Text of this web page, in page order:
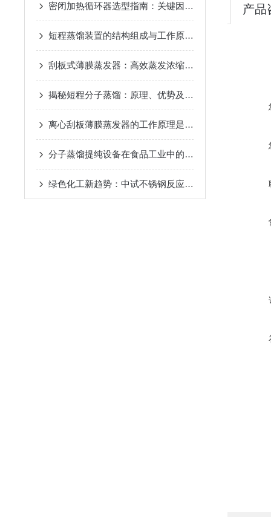
密闭加热循环器选型指南：关键因素与考量 2024-11-14
短程蒸馏装置的结构组成与工作原理
刮板式薄膜蒸发器：高效蒸发浓缩设备的深度解析
揭秘短程分子蒸馏：原理、优势及未来发展趋势
离心刮板薄膜蒸发器的工作原理是什么？
分子蒸馏提纯设备在食品工业中的应用
绿色化工新趋势：中试不锈钢反应釜的环保应用 2024-
产品